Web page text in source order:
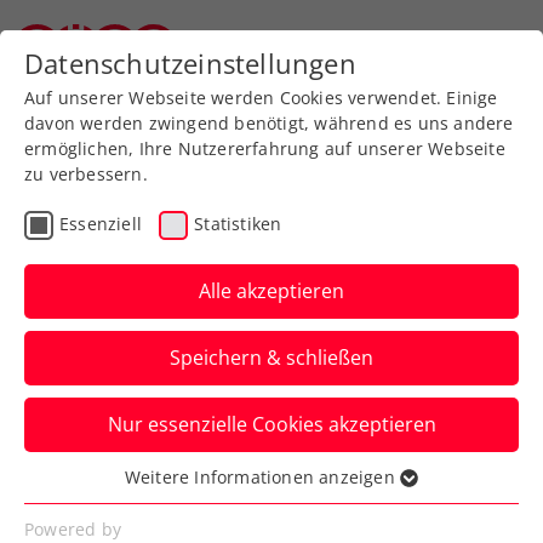
Zurück zur Newsübersicht
WTA
Upper Austria Ladies
Linz: Auslosung
verspricht spannende
Turnierwoche
Auch Julia Grabher kennt bereits ihre
erste Kontrahentin. Es ist die Linz-Siegerin
von 2023.
Datenschutzeinstellungen
Auf unserer Webseite werden Cookies verwendet. Einige
davon werden zwingend benötigt, während es uns andere
ermöglichen, Ihre Nutzererfahrung auf unserer Webseite
zu verbessern.
Essenziell Statistiken
Alle akzeptieren
Speichern & schließen
Nur essenzielle Cookies akzeptieren
Essenziell
Essenzielle Cookies werden für grundlegende
Weitere Informationen anzeigen
Powered by